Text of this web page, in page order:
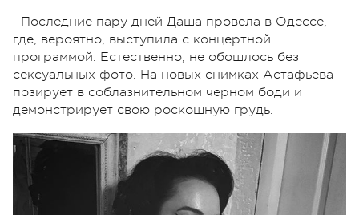
Последние пару дней Даша провела в Одессе,
где, вероятно, выступила с концертной
программой. Естественно, не обошлось без
сексуальных фото. На новых снимках Астафьева
позирует в соблазнительном черном боди и
демонстрирует свою роскошную грудь.